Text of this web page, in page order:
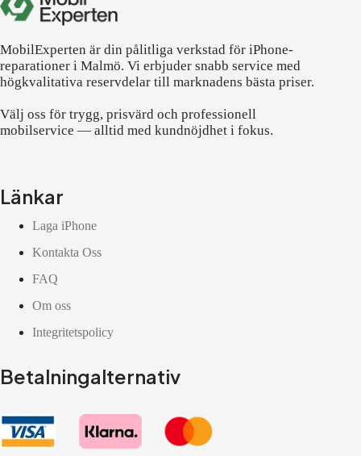
MobilExperten är din pålitliga verkstad för iPhone-
reparationer i Malmö. Vi erbjuder snabb service med
högkvalitativa reservdelar till marknadens bästa priser.
Välj oss för trygg, prisvärd och professionell
mobilservice — alltid med kundnöjdhet i fokus.
Länkar
Laga iPhone
Kontakta Oss
FAQ
Om oss
Integritetspolicy
Betalningalternativ